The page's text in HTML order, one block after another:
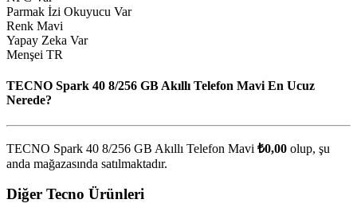
Parmak İzi Okuyucu Var
Renk Mavi
Yapay Zeka Var
Menşei TR
TECNO Spark 40 8/256 GB Akıllı Telefon Mavi En Ucuz
Nerede?
TECNO Spark 40 8/256 GB Akıllı Telefon Mavi ₺0,00 olup, şu
anda mağazasında satılmaktadır.
Diğer Tecno Ürünleri